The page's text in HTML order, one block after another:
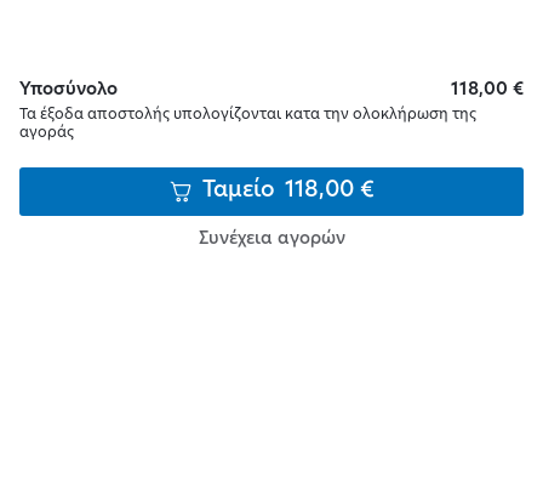
Υποσύνολο 118,00 €
Τα έξοδα αποστολής υπολογίζονται κατα την ολοκλήρωση της
αγοράς
Ταμείο 118,00 €
Συνέχεια αγορών